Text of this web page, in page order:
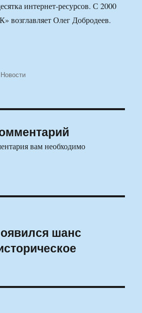
интернет-ресурсов. С 2000
возглавляет Олег Добродеев.
Рубрики
Новости
вам необходимо
шанс